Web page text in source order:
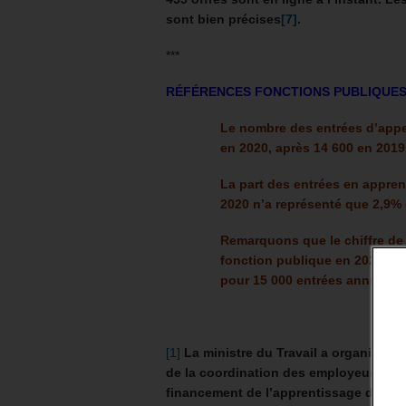
sont bien précises[7].
***
RÉFÉRENCES FONCTIONS PUBLIQUES
Le nombre des entrées
en 2020, après 14 600 en
La part des entrées en
2020 n’a représenté que 2,9%
Remarquons que le chiffre
fonction publique en 2020 du
pour 15 000 entrées
[1] La ministre du Travail a organisé «
de la coordination des employeurs
financement de l’apprentissage dans